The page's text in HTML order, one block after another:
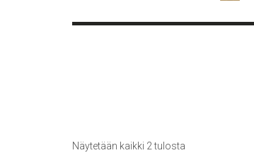
Näytetään kaikki 2 tulosta